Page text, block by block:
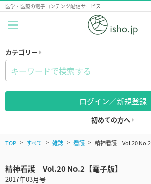
医学・医療の電子コンテンツ配信サービス
カテゴリー
ログイン／新規登録
初めての方へ
TOP すべて 雑誌 看護 精神看護 Vol.20 No.2
精神看護 Vol.20 No.2【電子版】
2017年03月号